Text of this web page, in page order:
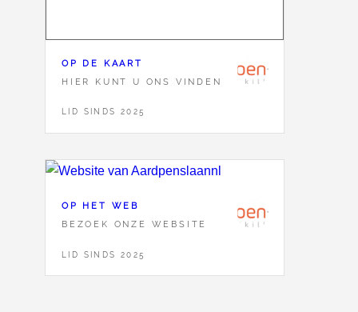
OP DE KAART
HIER KUNT U ONS VINDEN
LID SINDS 2025
OP HET WEB
BEZOEK ONZE WEBSITE
LID SINDS 2025